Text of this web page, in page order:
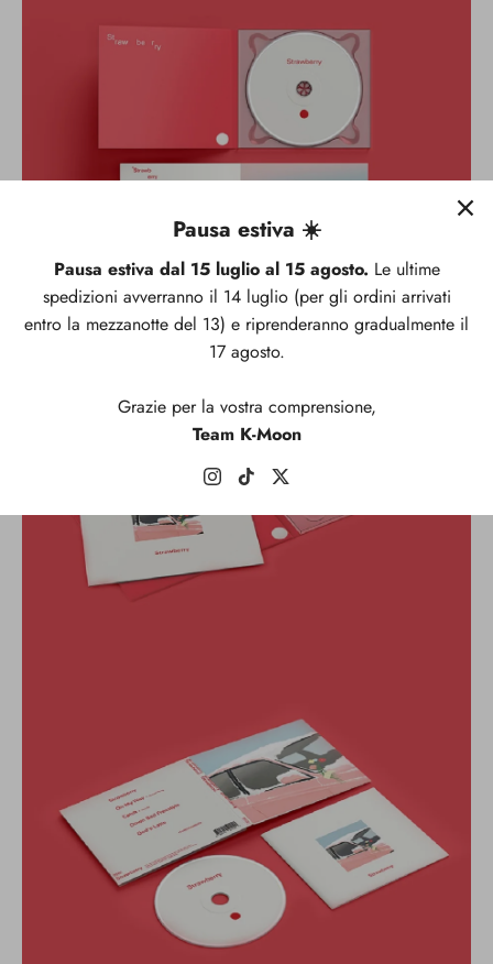
Pausa estiva ☀️
Pausa estiva dal 15 luglio al 15 agosto. Le ultime
spedizioni avverranno il 14 luglio (per gli ordini arrivati
entro la mezzanotte del 13) e riprenderanno gradualmente il
17 agosto.
Grazie per la vostra comprensione,
Team K-Moon